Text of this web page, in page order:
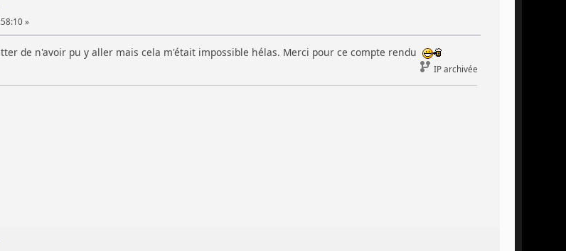
»
de n'avoir pu y aller mais cela m'était impossible hélas. Merci pour ce compte rendu
IP archivée